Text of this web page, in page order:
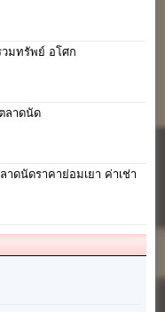
มทรัพย์ อโศก
ลาดนัด
ดนัดราคาย่อมเยา ค่าเช่า